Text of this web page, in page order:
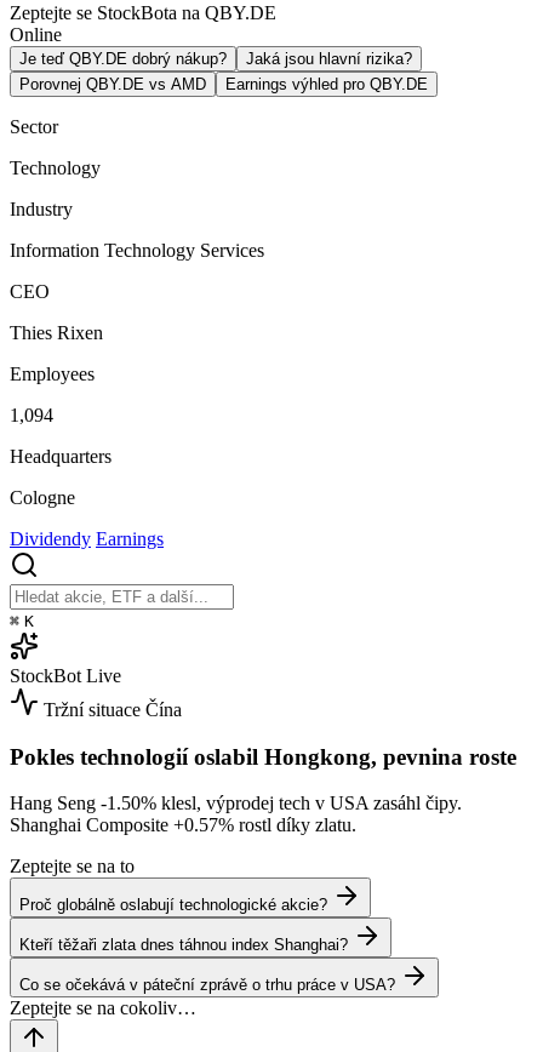
Zeptejte se StockBota na QBY.DE
Online
Je teď QBY.DE dobrý nákup?
Jaká jsou hlavní rizika?
Porovnej QBY.DE vs AMD
Earnings výhled pro QBY.DE
Sector
Technology
Industry
Information Technology Services
CEO
Thies Rixen
Employees
1,094
Headquarters
Cologne
Dividendy Earnings
⌘ K
StockBot Live
Tržní situace Čína
Pokles technologií oslabil Hongkong, pevnina roste
Hang Seng -1.50% klesl, výprodej tech v USA zasáhl čipy.
Shanghai Composite +0.57% rostl díky zlatu.
Zeptejte se na to
Proč globálně oslabují technologické akcie?
Kteří těžaři zlata dnes táhnou index Shanghai?
Co se očekává v páteční zprávě o trhu práce v USA?